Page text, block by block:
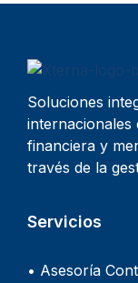
Soluciones
internacionales
financiera y
través de la
Servicios
• Asesoría